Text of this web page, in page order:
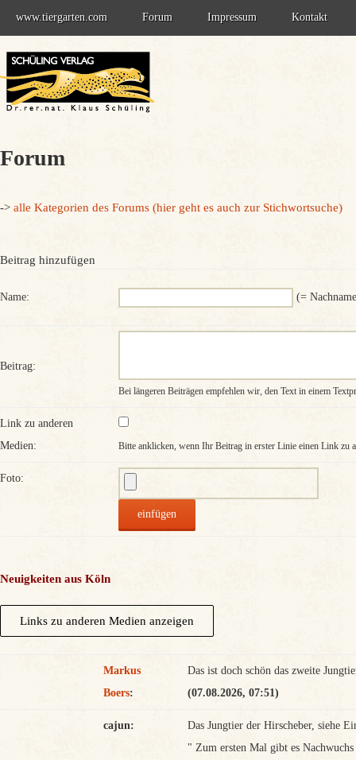
www.tiergarten.com Forum
Forum - Information
Forum-Anmeldung
Impressum Kontakt
Forum
-> alle Kategorien des Forums (hier geht es auch zur Stichwortsuche)
Beitrag hinzufügen
Name: (=
Beitrag:
Bei längeren Beiträgen empfehlen wir, den Text in einem
Link zu anderen
Medien:
Bitte anklicken, wenn Ihr Beitrag in erster Linie einen Link zu
Foto:
Neuigkeiten aus Köln
Markus
Boers:
Das ist doch schön das zweite
(07.08.2026, 07:51)
cajun:
Das Jungtier der Hirscheber, siehe
" Zum ersten Mal gibt es